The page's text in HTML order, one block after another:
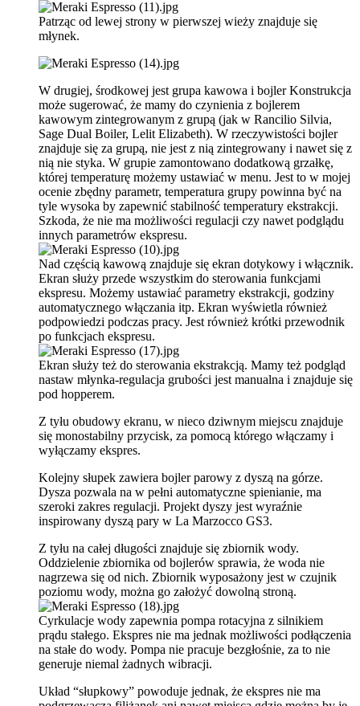
Patrząc od lewej strony w pierwszej wieży znajduje się
młynek.
W drugiej, środkowej jest grupa kawowa i bojler Konstrukcja
może sugerować, że mamy do czynienia z bojlerem
kawowym zintegrowanym z grupą (jak w Rancilio Silvia,
Sage Dual Boiler, Lelit Elizabeth). W rzeczywistości bojler
znajduje się za grupą, nie jest z nią zintegrowany i nawet się z
nią nie styka. W grupie zamontowano dodatkową grzałkę,
której temperaturę możemy ustawiać w menu. Jest to w mojej
ocenie zbędny parametr, temperatura grupy powinna być na
tyle wysoka by zapewnić stabilność temperatury ekstrakcji.
Szkoda, że nie ma możliwości regulacji czy nawet podglądu
innych parametrów ekspresu.
Nad częścią kawową znajduje się ekran dotykowy i włącznik.
Ekran służy przede wszystkim do sterowania funkcjami
ekspresu. Możemy ustawiać parametry ekstrakcji, godziny
automatycznego włączania itp. Ekran wyświetla również
podpowiedzi podczas pracy. Jest również krótki przewodnik
po funkcjach ekspresu.
Ekran służy też do sterowania ekstrakcją. Mamy też podgląd
nastaw młynka-regulacja grubości jest manualna i znajduje się
pod hopperem.
Z tyłu obudowy ekranu, w nieco dziwnym miejscu znajduje
się monostabilny przycisk, za pomocą którego włączamy i
wyłączamy ekspres.
Kolejny słupek zawiera bojler parowy z dyszą na górze.
Dysza pozwala na w pełni automatyczne spienianie, ma
szeroki zakres regulacji. Projekt dyszy jest wyraźnie
inspirowany dyszą pary w La Marzocco GS3.
Z tyłu na całej długości znajduje się zbiornik wody.
Oddzielenie zbiornika od bojlerów sprawia, że woda nie
nagrzewa się od nich. Zbiornik wyposażony jest w czujnik
poziomu wody, można go założyć dowolną stroną.
Cyrkulacje wody zapewnia pompa rotacyjna z silnikiem
prądu stałego. Ekspres nie ma jednak możliwości podłączenia
na stałe do wody. Pompa nie pracuje bezgłośnie, za to nie
generuje niemal żadnych wibracji.
Układ “słupkowy” powoduje jednak, że ekspres nie ma